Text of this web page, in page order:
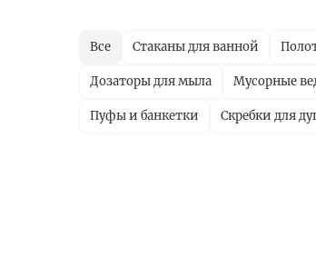
Все Стаканы для ванной
Дозаторы для мыла Мусорные
Пуфы и банкетки Скребки для